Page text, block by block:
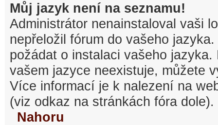
Můj jazyk není na seznamu!
Administrátor nenainstaloval vaši
nepřeložil fórum do vašeho
požádat o instalaci vašeho
vašem jazyce neexistuje, můžete
Více informací je k nalezení na
(viz odkaz na stránkách fóra dole).
Nahoru